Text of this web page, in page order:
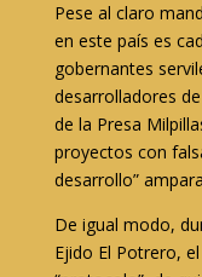
Pese al claro
en este país es
gobernantes
desarrolladores
de la Presa
proyectos con
desarrollo”
De igual modo,
Ejido El Potrero,